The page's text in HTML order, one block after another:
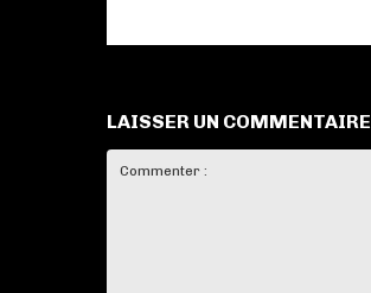
LAISSER UN COMMENTAIRE